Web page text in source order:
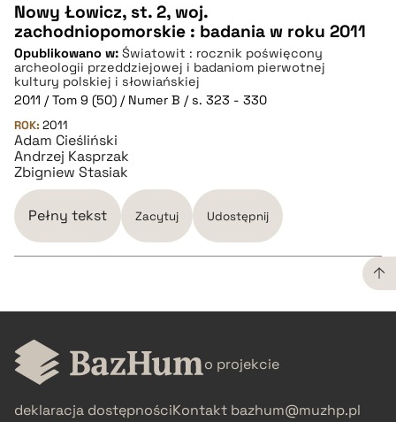
CZYSTY TEKST
pobierz cytat
BIBTEX
pobierz cytat
Nowy Łowicz, st. 2, woj.
zachodniopomorskie : badania w roku 2011
Opublikowano w: Światowit : rocznik poświęcony
archeologii przeddziejowej i badaniom pierwotnej
kultury polskiej i słowiańskiej
2011 / Tom 9 (50) / Numer B / s. 323 - 330
ROK: 2011
Adam Cieśliński
Andrzej Kasprzak
Zbigniew Stasiak
Pełny tekst Zacytuj Udostępnij
CZYSTY TEKST
pobierz cytat o projekcie
deklaracja dostępnościKontakt bazhum@muzhp.pl